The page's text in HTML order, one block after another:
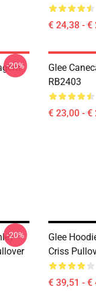
€ 24,38 - €
-20%
Glee
RB2403
€ 23,00 - €
-20%
Glee
Criss
€ 39,51 - €